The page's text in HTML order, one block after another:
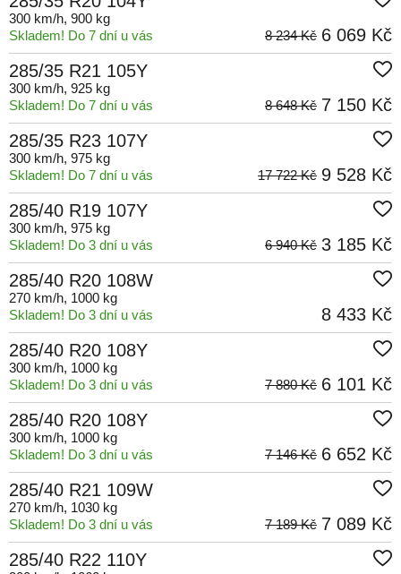
300 km/h, 900 kg
Skladem! Do 7 dní u vás
6 069 Kč
8 234 Kč
285/35 R21 105Y
300 km/h, 925 kg
Skladem! Do 7 dní u vás
7 150 Kč
8 648 Kč
285/35 R23 107Y
300 km/h, 975 kg
Skladem! Do 7 dní u vás
9 528 Kč
17 722 Kč
285/40 R19 107Y
300 km/h, 975 kg
Skladem! Do 3 dní u vás
3 185 Kč
6 940 Kč
285/40 R20 108W
270 km/h, 1000 kg
Skladem! Do 3 dní u vás
8 433 Kč
285/40 R20 108Y
300 km/h, 1000 kg
Skladem! Do 3 dní u vás
6 101 Kč
7 880 Kč
285/40 R20 108Y
300 km/h, 1000 kg
Skladem! Do 3 dní u vás
6 652 Kč
7 146 Kč
285/40 R21 109W
270 km/h, 1030 kg
Skladem! Do 3 dní u vás
7 089 Kč
7 189 Kč
285/40 R22 110Y